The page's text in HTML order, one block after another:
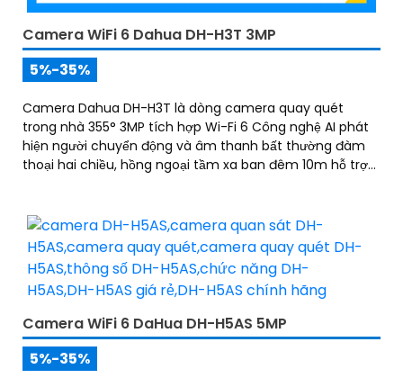
Camera WiFi 6 Dahua DH-H3T 3MP
5%-35%
Camera Dahua DH-H3T là dòng camera quay quét
trong nhà 355° 3MP tích hợp Wi-Fi 6 Công nghệ AI phát
hiện người chuyển động và âm thanh bất thường đàm
thoại hai chiều, hồng ngoại tầm xa ban đêm 10m hỗ trợ
Camera WiFi 6 DaHua DH-H5AS 5MP
5%-35%